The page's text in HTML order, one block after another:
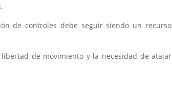
de controles debe seguir siendo un recurso
de movimiento y la necesidad de atajar